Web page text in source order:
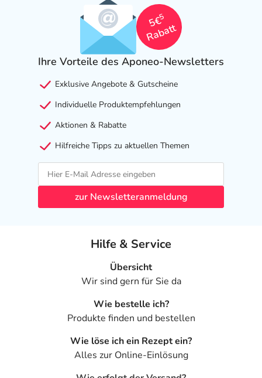
5€
5
Rabatt
Ihre Vorteile des Aponeo-Newsletters
Exklusive Angebote & Gutscheine
Individuelle Produktempfehlungen
Aktionen & Rabatte
Hilfreiche Tipps zu aktuellen Themen
zur Newsletteranmeldung
Hilfe & Service
Übersicht
Wir sind gern für Sie da
Wie bestelle ich?
Produkte finden und bestellen
Wie löse ich ein Rezept ein?
Alles zur Online-Einlösung